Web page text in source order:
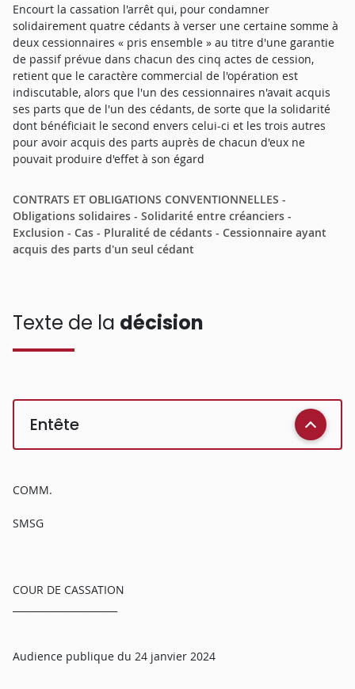
Encourt la cassation l'arrêt qui, pour condamner
solidairement quatre cédants à verser une certaine somme à
deux cessionnaires « pris ensemble » au titre d'une garantie
de passif prévue dans chacun des cinq actes de cession,
retient que le caractère commercial de l'opération est
indiscutable, alors que l'un des cessionnaires n'avait acquis
ses parts que de l'un des cédants, de sorte que la solidarité
dont bénéficiait le second envers celui-ci et les trois autres
pour avoir acquis des parts auprès de chacun d'eux ne
pouvait produire d'effet à son égard
CONTRATS ET OBLIGATIONS CONVENTIONNELLES -
Obligations solidaires - Solidarité entre créanciers -
Exclusion - Cas - Pluralité de cédants - Cessionnaire ayant
acquis des parts d'un seul cédant
Texte de la décision
Entête
COMM.
SMSG
COUR DE CASSATION
Audience publique du 24 janvier 2024